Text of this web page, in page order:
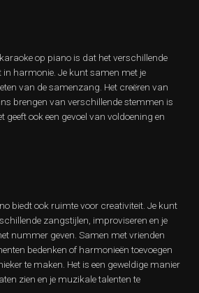
op piano is dat het verschillende
harmonie. Je kunt samen met je
van de samenzang. Het creëren van
brengen van verschillende stemmen is
geeft ook een gevoel van voldoening en
biedt ook ruimte voor creativiteit. Je kunt
zangstijlen, improviseren en je
nummer geven. Samen met vrienden
bedenken of harmonieën toevoegen
te maken. Het is een geweldige manier
zien en je muzikale talenten te